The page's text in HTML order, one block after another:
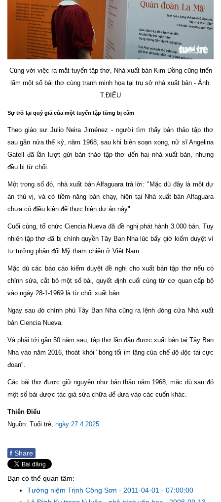
Cùng với việc ra mắt tuyển tập thơ, Nhà xuất bản Kim Đồng cũng triển
lãm một số bài thơ cùng tranh minh họa tại trụ sở nhà xuất bản - Ảnh:
T.ĐIỂU
Sự trở lại quý giá của một tuyển tập từng bị cấm
Theo giáo sư Julio Neira Jiménez - người tìm thấy bản thảo tập thơ
sau gần nửa thế kỷ, năm 1968, sau khi biên soạn xong, nữ sĩ Angelina
Gatell đã lần lượt gửi bản thảo tập thơ đến hai nhà xuất bản, nhưng
đều bị từ chối.
Một trong số đó, nhà xuất bản Alfaguara trả lời: "Mặc dù đây là một dự
án thú vị, và có tiềm năng bán chạy, hiện tại Nhà xuất bản Alfaguara
chưa có điều kiện để thực hiện dự án này".
Cuối cùng, tổ chức Ciencia Nueva đã đề nghị phát hành 3.000 bản. Tuy
nhiên tập thơ đã bị chính quyền Tây Ban Nha lúc bấy giờ kiểm duyệt vì
tư tưởng phản đối Mỹ tham chiến ở Việt Nam.
Mặc dù các báo cáo kiểm duyệt đề nghị cho xuất bản tập thơ nếu có
chỉnh sửa, cắt bỏ một số bài, quyết định cuối cùng từ cơ quan cấp bộ
vào ngày 28-1-1969 là từ chối xuất bản.
Ngay sau đó chính phủ Tây Ban Nha cũng ra lệnh đóng cửa Nhà xuất
bản Ciencia Nueva.
Và phải tới gần 50 năm sau, tập thơ lần đầu được xuất bản tại Tây Ban
Nha vào năm 2016, thoát khỏi "bóng tối im lặng của chế độ độc tài cực
đoan".
Các bài thơ được giữ nguyên như bản thảo năm 1968, mặc dù sau đó
một số bài được tác giả sửa chữa để đưa vào các cuốn khác.
Thiên Điểu
Nguồn: Tuổi trẻ, ngày 27.4.2025
f Share
Bạn có thể quan tâm:
Tưởng niệm Trịnh Công Sơn - 2011-04-01 - 07:00:00